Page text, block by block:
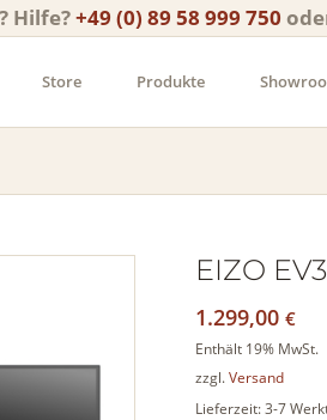
Hilfe?+49 (0) 89 58 999 750
Store Produkte
EIZO
1.299,00€
Enthält 19% MwSt.
zzgl.Versand
Lieferzeit: 3-7